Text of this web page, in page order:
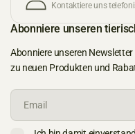
Kontaktiere uns
Abonniere unseren
Abonniere unseren
zu neuen Produkten und
Email